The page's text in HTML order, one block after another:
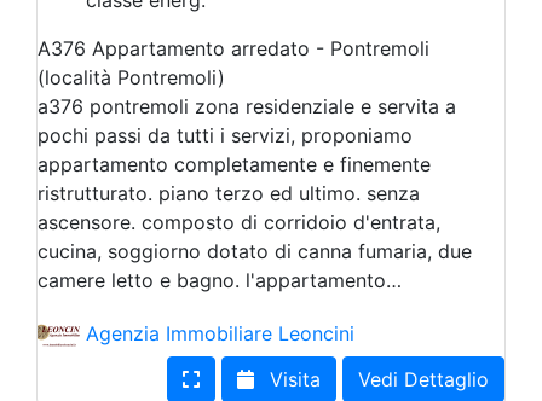
A376 Appartamento arredato - Pontremoli
(località Pontremoli)
a376 pontremoli zona residenziale e servita a
pochi passi da tutti i servizi, proponiamo
appartamento completamente e finemente
ristrutturato. piano terzo ed ultimo. senza
ascensore. composto di corridoio d'entrata,
cucina, soggiorno dotato di canna fumaria, due
camere letto e bagno. l'appartamento…
Agenzia Immobiliare Leoncini
Visita
Vedi Dettaglio